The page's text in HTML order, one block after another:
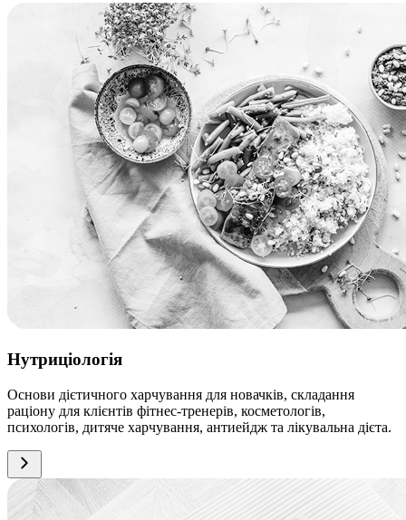
Нутриціологія
Основи дієтичного харчування для новачків, складання
раціону для клієнтів фітнес-тренерів, косметологів,
психологів, дитяче харчування, антиейдж та лікувальна дієта.